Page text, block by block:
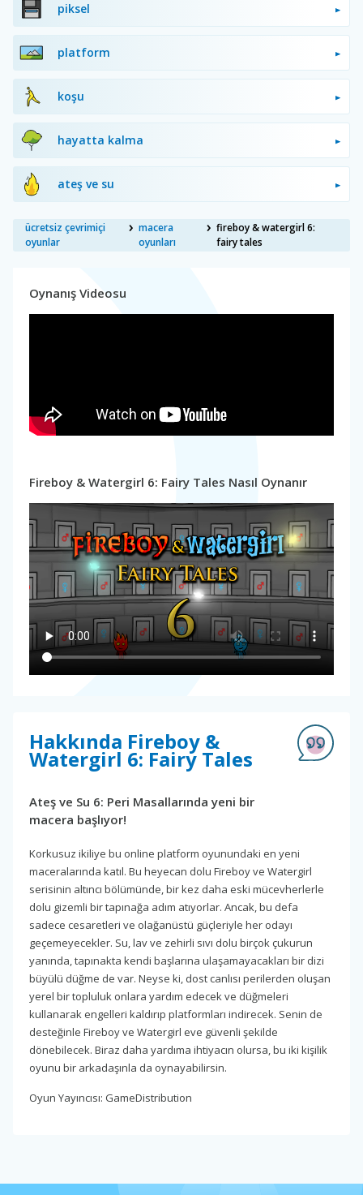
piksel
platform
koşu
hayatta kalma
ateş ve su
ücretsiz çevrimiçi
oyunlar
macera
oyunları
fireboy & watergirl 6:
fairy tales
Oynanış Videosu
Fireboy & Watergirl 6: Fairy Tales Nasıl Oynanır
Hakkında Fireboy &
Watergirl 6: Fairy Tales
Ateş ve Su 6: Peri Masallarında yeni bir
macera başlıyor!
Korkusuz ikiliye bu online platform oyunundaki en yeni
maceralarında katıl. Bu heyecan dolu Fireboy ve Watergirl
serisinin altıncı bölümünde, bir kez daha eski mücevherlerle
dolu gizemli bir tapınağa adım atıyorlar. Ancak, bu defa
sadece cesaretleri ve olağanüstü güçleriyle her odayı
geçemeyecekler. Su, lav ve zehirli sıvı dolu birçok çukurun
yanında, tapınakta kendi başlarına ulaşamayacakları bir dizi
büyülü düğme de var. Neyse ki, dost canlısı perilerden oluşan
yerel bir topluluk onlara yardım edecek ve düğmeleri
kullanarak engelleri kaldırıp platformları indirecek. Senin de
desteğinle Fireboy ve Watergirl eve güvenli şekilde
dönebilecek. Biraz daha yardıma ihtiyacın olursa, bu iki kişilik
oyunu bir arkadaşınla da oynayabilirsin.
Oyun Yayıncısı: GameDistribution